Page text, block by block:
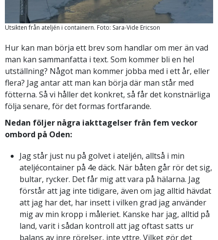
Utsikten från ateljén i containern. Foto: Sara-Vide Ericson
Hur kan man börja ett brev som handlar om mer än vad
man kan sammanfatta i text. Som kommer bli en hel
utställning? Något man kommer jobba med i ett år, eller
flera? Jag antar att man kan börja där man står med
fötterna. Så vi håller det konkret, så får det konstnärliga
följa senare, för det formas fortfarande.
Nedan följer några iakttagelser från fem veckor
ombord på Oden:
Jag står just nu på golvet i ateljén, alltså i min
ateljécontainer på 4e däck. När båten går rör det sig,
bultar, rycker. Det får mig att vara på hälarna. Jag
förstår att jag inte tidigare, även om jag alltid hävdat
att jag har det, har insett i vilken grad jag använder
mig av min kropp i måleriet. Kanske har jag, alltid på
land, varit i sådan kontroll att jag oftast satts ur
balans av inre rörelser, inte yttre. Vilket gör det